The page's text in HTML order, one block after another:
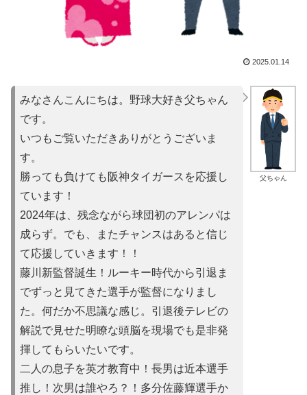
2025.01.14
父ちゃん
みなさんこんにちは。野球大好き父ちゃん
です。
いつもご覧いただきありがとうございま
す。
勝っても負けても阪神タイガースを応援し
ています！
2024年は、残念ながら球団初のアレンパは
成らず。でも、またチャンスはあると信じ
て応援していきます！！
藤川新監督誕生！ルーキー時代から引退ま
でずっと見てきた選手が監督になりまし
た。何だか不思議な感じ。引退後テレビの
解説で見せた明瞭な頭脳を現場でも是非発
揮してもらいたいです。
二人の息子を英才教育中！長男は近本選手
推し！次男は誰やろ？！多分佐藤輝選手か